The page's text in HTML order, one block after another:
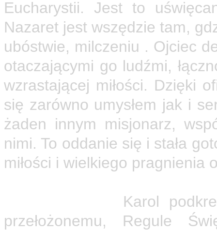
Eucharystii. Jest to
Nazaret jest wszędzie tam,
ubóstwie, milczeniu . Ojciec
otaczającymi go ludźmi,
wzrastającej miłości. Dzięki
się zarówno umysłem jak i
żaden innym misjonarz,
nimi. To oddanie się i stała
miłości i wielkiego pragnienia
Karol
przełożonemu, Regule